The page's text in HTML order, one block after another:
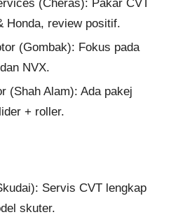
(Cheras): Pakar CVT
Honda, review positif.
(Gombak): Fokus pada
NVX.
(Shah Alam): Ada pakej
+ roller.
Servis CVT lengkap
skuter.